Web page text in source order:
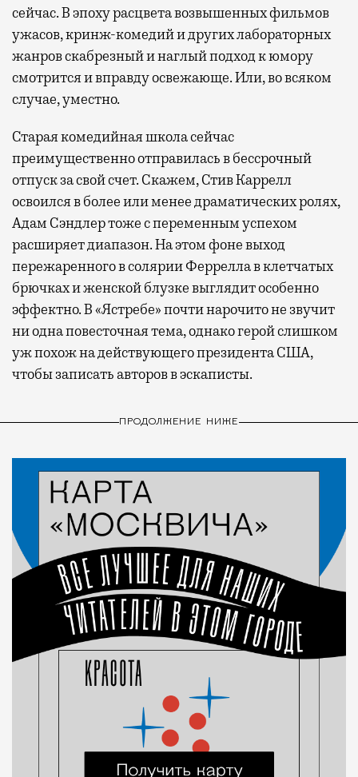
сейчас. В эпоху расцвета возвышенных фильмов
ужасов, кринж-комедий и других лабораторных
жанров скабрезный и наглый подход к юмору
смотрится и вправду освежающе. Или, во всяком
случае, уместно.
Старая комедийная школа сейчас
преимущественно отправилась в бессрочный
отпуск за свой счет. Скажем, Стив Каррелл
освоился в более или менее драматических ролях,
Адам Сэндлер тоже с переменным успехом
расширяет диапазон. На этом фоне выход
пережаренного в солярии Феррелла в клетчатых
брючках и женской блузке выглядит особенно
эффектно. В «Ястребе» почти нарочито не звучит
ни одна повесточная тема, однако герой слишком
уж похож на действующего президента США,
чтобы записать авторов в эскаписты.
ПРОДОЛЖЕНИЕ НИЖЕ